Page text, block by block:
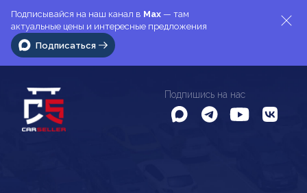
Подписывайся на наш канал в Max — там
актуальные цены и интересные предложения
Подписаться
Подпишись на нас